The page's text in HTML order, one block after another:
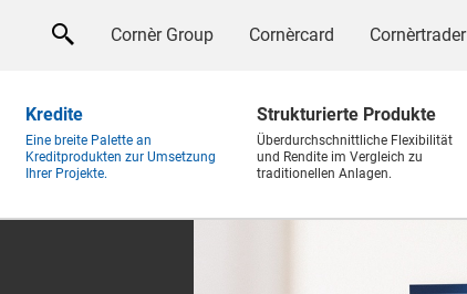
Cornèr Group Cornèrcard Cornèrtrader
Kredite
Eine breite Palette an
Kreditprodukten zur Umsetzung
Ihrer Projekte.
Strukturierte Produkte
Überdurchschnittliche Flexibilität
und Rendite im Vergleich zu
traditionellen Anlagen.